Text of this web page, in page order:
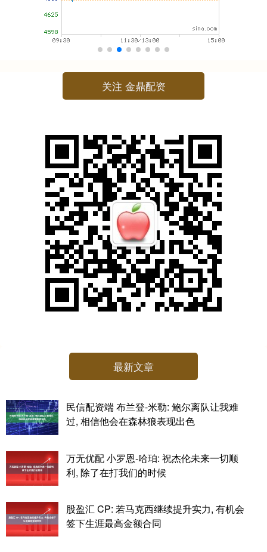
关注 金鼎配资
最新文章
民信配资端 布兰登-米勒: 鲍尔离队让我难
过, 相信他会在森林狼表现出色
万无优配 小罗恩-哈珀: 祝杰伦未来一切顺
利, 除了在打我们的时候
股盈汇 CP: 若马克西继续提升实力, 有机会
签下生涯最高金额合同